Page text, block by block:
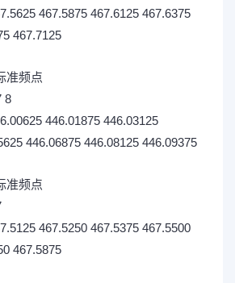
467.5875 467.6125 467.6375
467.7125
准频点
8
446.01875 446.03125
446.06875 446.08125 446.09375
准频点
467.5250 467.5375 467.5500
467.5875